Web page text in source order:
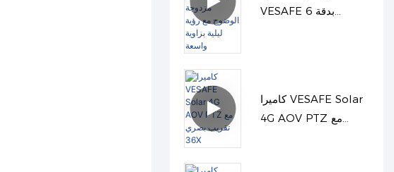
VESAFE بدقة 6
كاميرا VESAFE Solar
4G AOV PTZ مع